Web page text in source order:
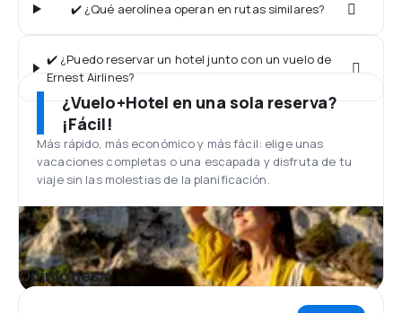
✔️ ¿Qué aerolínea operan en rutas similares?
✔️ ¿Puedo reservar un hotel junto con un vuelo de
Ernest Airlines?
¿Vuelo+Hotel en una sola reserva?
¡Fácil!
Más rápido, más económico y más fácil: elige unas
vacaciones completas o una escapada y disfruta de tu
viaje sin las molestias de la planificación.
Opiniones